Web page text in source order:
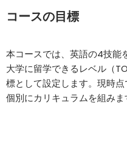
コースの目標
本コースでは、英語の4技能
大学に留学できるレベル（
標として設定します。現時
個別にカリキュラムを組みま